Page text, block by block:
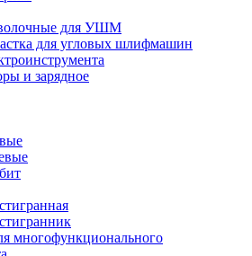
для УШМ
для угловых шлифмашин
и зарядное
многофункционального